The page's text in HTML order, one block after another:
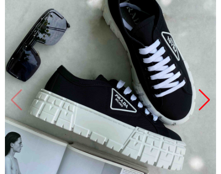
Продано